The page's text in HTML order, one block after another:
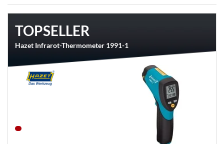
TOPSELLER
Hazet Infrarot-Thermometer 1991-1